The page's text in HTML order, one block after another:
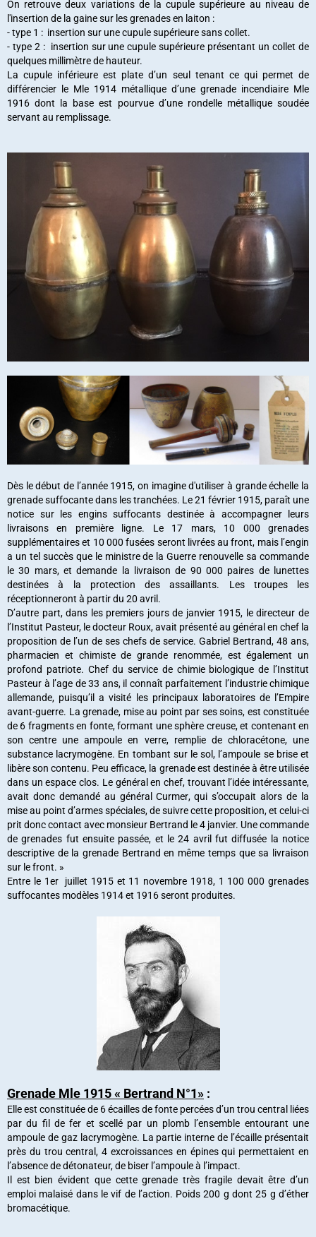
On retrouve deux variations de la cupule supérieure au niveau de
l'insertion de la gaine sur les grenades en laiton :
- type 1 : insertion sur une cupule supérieure sans collet.
- type 2 : insertion sur une cupule supérieure présentant un collet de
quelques millimètre de hauteur.
La cupule inférieure est plate d’un seul tenant ce qui permet de
différencier le Mle 1914 métallique d’une grenade incendiaire Mle
1916 dont la base est pourvue d’une rondelle métallique soudée
servant au remplissage.
Dès le début de l’année 1915, on imagine d'utiliser à grande échelle la
grenade suffocante dans les tranchées. Le 21 février 1915, paraît une
notice sur les engins suffocants destinée à accompagner leurs
livraisons en première ligne. Le 17 mars, 10 000 grenades
supplémentaires et 10 000 fusées seront livrées au front, mais l’engin
a un tel succès que le ministre de la Guerre renouvelle sa commande
le 30 mars, et demande la livraison de 90 000 paires de lunettes
destinées à la protection des assaillants. Les troupes les
réceptionneront à partir du 20 avril.
D’autre part, dans les premiers jours de janvier 1915, le directeur de
l’Institut Pasteur, le docteur Roux, avait présenté au général en chef la
proposition de l’un de ses chefs de service. Gabriel Bertrand, 48 ans,
pharmacien et chimiste de grande renommée, est également un
profond patriote. Chef du service de chimie biologique de l’Institut
Pasteur à l’age de 33 ans, il connaît parfaitement l’industrie chimique
allemande, puisqu’il a visité les principaux laboratoires de l’Empire
avant-guerre. La grenade, mise au point par ses soins, est constituée
de 6 fragments en fonte, formant une sphère creuse, et contenant en
son centre une ampoule en verre, remplie de chloracétone, une
substance lacrymogène. En tombant sur le sol, l’ampoule se brise et
libère son contenu. Peu efficace, la grenade est destinée à être utilisée
dans un espace clos. Le général en chef, trouvant l’idée intéressante,
avait donc demandé au général Curmer, qui s’occupait alors de la
mise au point d’armes spéciales, de suivre cette proposition, et celui-ci
prit donc contact avec monsieur Bertrand le 4 janvier. Une commande
de grenades fut ensuite passée, et le 24 avril fut diffusée la notice
descriptive de la grenade Bertrand en même temps que sa livraison
sur le front. »
Entre le 1er juillet 1915 et 11 novembre 1918, 1 100 000 grenades
suffocantes modèles 1914 et 1916 seront produites.
Grenade Mle 1915 « Bertrand N°1» :
Elle est constituée de 6 écailles de fonte percées d’un trou central liées
par du fil de fer et scellé par un plomb l’ensemble entourant une
ampoule de gaz lacrymogène. La partie interne de l’écaille présentait
près du trou central, 4 excroissances en épines qui permettaient en
l’absence de détonateur, de biser l’ampoule à l’impact.
Il est bien évident que cette grenade très fragile devait être d’un
emploi malaisé dans le vif de l’action. Poids 200 g dont 25 g d’éther
bromacétique.